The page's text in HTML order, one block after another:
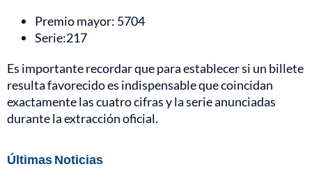
Premio mayor: 5704
Serie:217
Es importante recordar que para establecer si un billete
resulta favorecido es indispensable que coincidan
exactamente las cuatro cifras y la serie anunciadas
durante la extracción oficial.
Últimas Noticias